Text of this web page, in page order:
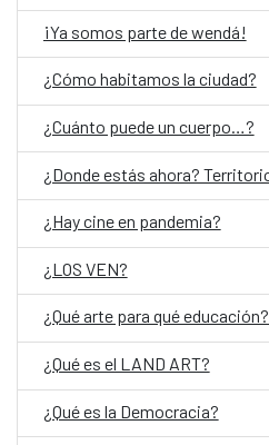
¡Ya somos parte de wendá!
¿Cómo habitamos la ciudad?
¿Cuánto puede un cuerpo…?
¿Hay cine en pandemia?
¿LOS VEN?
¿Qué arte para qué educación?
¿Qué es el LAND ART?
¿Qué es la Democracia?